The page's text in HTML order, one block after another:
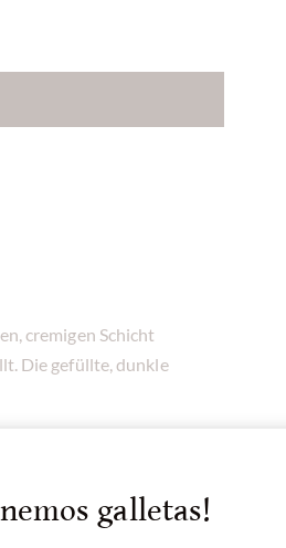
cremigen Schicht
Die gefüllte, dunkle
galletas!